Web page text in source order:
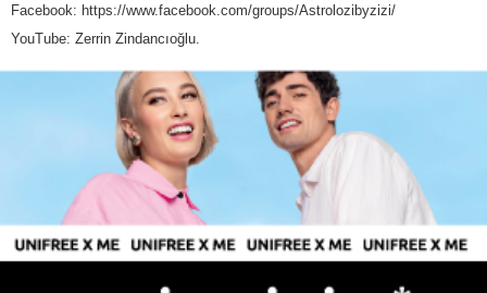
Facebook: https://www.facebook.com/groups/Astrolozibyzizi/
YouTube: Zerrin Zindancıoğlu.